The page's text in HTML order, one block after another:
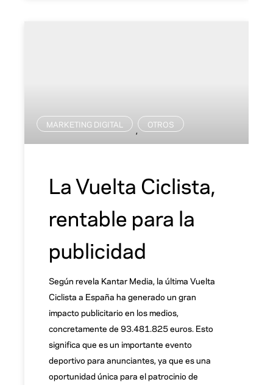
MARKETING DIGITAL , OTROS
La Vuelta Ciclista,
rentable para la
publicidad
Según revela Kantar Media, la última Vuelta
Ciclista a España ha generado un gran
impacto publicitario en los medios,
concretamente de 93.481.825 euros. Esto
significa que es un importante evento
deportivo para anunciantes, ya que es una
oportunidad única para el patrocinio de